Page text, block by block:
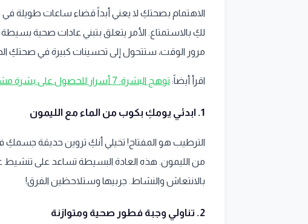
الاهتمام بصحتكِ لا يعني أبداً قضاء ساعات طويلة في
لكِ بالاستمتاع. الأمر يتعلق بتبني عادات صحية
مرور الوقت، ستتحول إلى تحسينات كبيرة في صحتكِ
اقرأ أيضاً: توهج البشرة: 7 أسرار للحصول على بشرة مشرقة وصحية طبيعياً مع أنبودي
1. ابدئي يومكِ بكوب من الماء مع الليمون
الترطيب هو المفتاح! تخيلي أنكِ تروين حديقة جسمكِ
من الليمون. هذه العادة البسيطة تساعد على تنشيط
بالانتعاش والنشاط. جربيها وستلاحظين الفرق!
2. تناولي وجبة فطور صحية ومتوازنة